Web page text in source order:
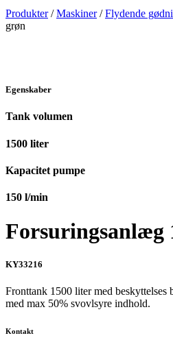
Produkter/Maskiner/Flydende
grøn
Egenskaber
Tank volumen
1500 liter
Kapacitet pumpe
150 l/min
Forsuringsanlæg
KY33216
Fronttank 1500 liter med
med max 50% svovlsyre indhold.
Kontakt